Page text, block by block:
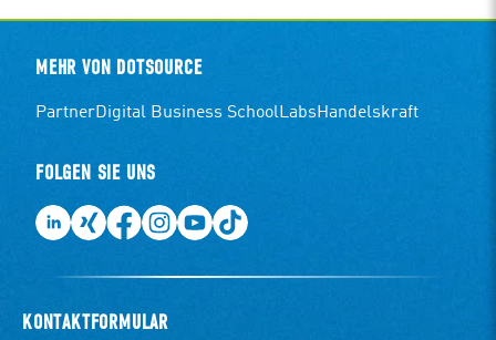
MEHR VON DOTSOURCE
PartnerDigital Business SchoolLabsHandelskraft
FOLGEN SIE UNS
KONTAKTFORMULAR